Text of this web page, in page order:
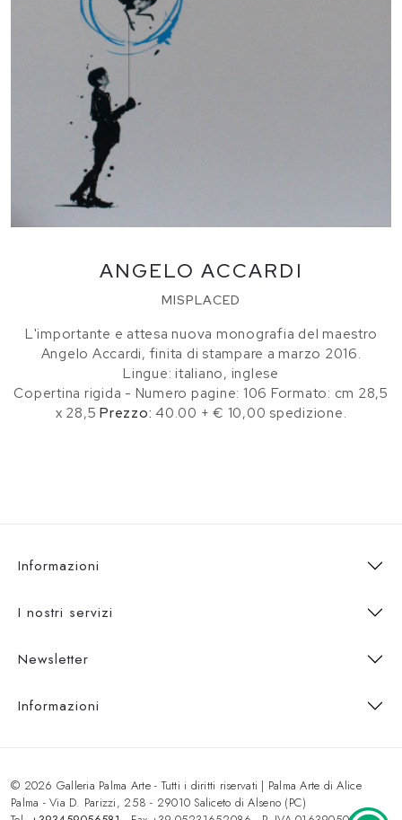
ANGELO ACCARDI
MISPLACED
L'importante e attesa nuova monografia del maestro
Angelo Accardi, finita di stampare a marzo 2016.
Lingue: italiano, inglese
Copertina rigida - Numero pagine: 106 Formato: cm 28,5
x 28,5 Prezzo: 40.00 + € 10,00 spedizione.
Informazioni
I nostri servizi
Newsletter
Informazioni
© 2026 Galleria Palma Arte - Tutti i diritti riservati | Palma Arte di Alice
Palma - Via D. Parizzi, 258 - 29010 Saliceto di Alseno (PC)